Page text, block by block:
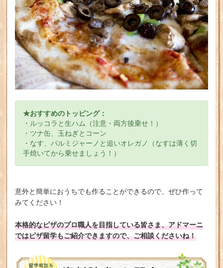
★おすすめのトッピング：
・ルッコラと生ハム（注意・両方後乗せ！）
・ツナ缶、玉ねぎとコーン
・なす、パルミジャーノと追いオレガノ（なすは薄く切
手焼いてから乗せましょう！）
意外と簡単におうちでも作ることができるので、ぜひ作って
みてください！
本格的なピザのプロ職人を目指している皆さま、アドマーニ
ではピザ留学もご紹介できますので、ご相談くださいね！